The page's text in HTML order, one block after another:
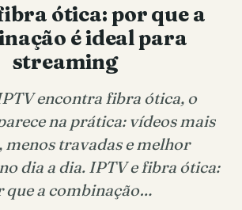
ótica: por que a
é ideal para
streaming
encontra fibra ótica, o
na prática: vídeos mais
menos travadas e melhor
dia a dia. IPTV e fibra ótica:
que a combinação…